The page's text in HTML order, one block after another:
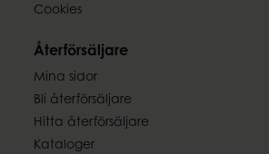
Cookies
Återförsäljare
Mina sidor
Bli återförsäljare
Hitta återförsäljare
Kataloger